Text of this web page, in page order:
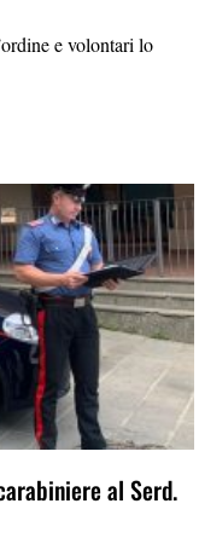
e volontari lo
al Serd.